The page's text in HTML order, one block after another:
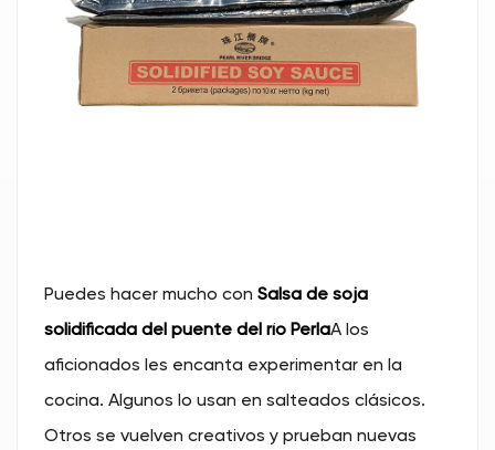
Puedes hacer mucho con Salsa de soja
solidificada del puente del río PerlaA los
aficionados les encanta experimentar en la
cocina. Algunos lo usan en salteados clásicos.
Otros se vuelven creativos y prueban nuevas